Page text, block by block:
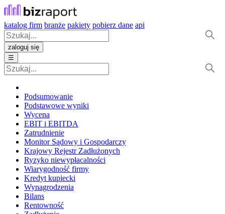
katalog firm branże pakiety pobierz dane api
zaloguj się
☰
Podsumowanie
Podstawowe wyniki
Wycena
EBIT i EBITDA
Zatrudnienie
Monitor Sądowy i Gospodarczy
Krajowy Rejestr Zadłużonych
Ryzyko niewypłacalności
Wiarygodność firmy
Kredyt kupiecki
Wynagrodzenia
Bilans
Rentowność